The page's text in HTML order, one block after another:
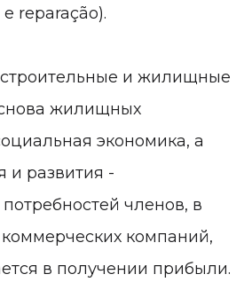
reparação).
и жилищные
жилищных
экономика, а
и развития -
членов, в
компаний,
в получении прибыли.